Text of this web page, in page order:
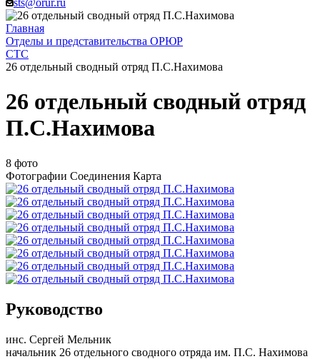
sts@orur.ru
Главная
Отделы и представительства ОРЮР
СТС
26 отдельный сводный отряд П.С.Нахимова
26 отдельный сводный отряд
П.С.Нахимова
8 фото
Фотографии Соединения Карта
Руководство
инс. Сергей Мельник
начальник 26 отдельного сводного отряда им. П.С. Нахимова